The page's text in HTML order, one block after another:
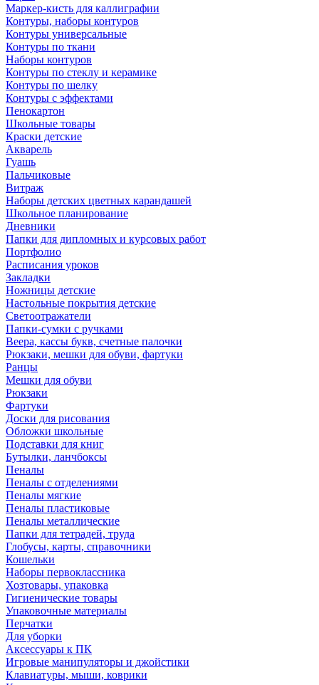
Маркер-кисть для каллиграфии
Контуры, наборы контуров
Контуры универсальные
Контуры по ткани
Наборы контуров
Контуры по стеклу и керамике
Контуры по шелку
Контуры с эффектами
Пенокартон
Школьные товары
Краски детские
Акварель
Гуашь
Пальчиковые
Витраж
Наборы детских цветных карандашей
Школьное планирование
Дневники
Папки для дипломных и курсовых работ
Портфолио
Расписания уроков
Закладки
Ножницы детские
Настольные покрытия детские
Светоотражатели
Папки-сумки с ручками
Веера, кассы букв, счетные палочки
Рюкзаки, мешки для обуви, фартуки
Ранцы
Мешки для обуви
Рюкзаки
Фартуки
Доски для рисования
Обложки школьные
Подставки для книг
Бутылки, ланчбоксы
Пеналы
Пеналы с отделениями
Пеналы мягкие
Пеналы пластиковые
Пеналы металлические
Папки для тетрадей, труда
Глобусы, карты, справочники
Кошельки
Наборы первоклассника
Хозтовары, упаковка
Гигиенические товары
Упаковочные материалы
Перчатки
Для уборки
Аксессуары к ПК
Игровые манипуляторы и джойстики
Клавиатуры, мыши, коврики